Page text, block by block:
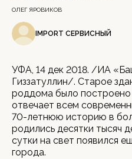
ОЛЕГ ЯРОВИКОВ
IMPORT СЕРВИСНЫЙ
УФА, 14 дек 2018. /ИА
Гиззатуллин/. Старое
роддома было построено
отвечает всем
70-летнюю историю в
родились десятки тысяч
сутки на свет появился
города.